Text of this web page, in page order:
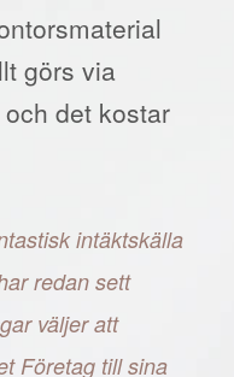
görs via
det kostar
intäktskälla
redan sett
väljer att
Företag till sina